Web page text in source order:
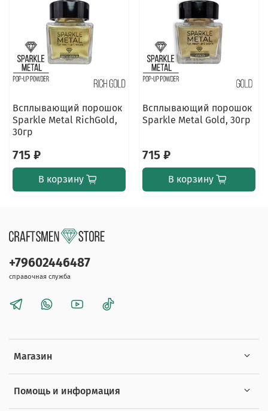
Всплывающий порошок
Sparkle Metal RichGold,
30гр
715 ₽
В корзину
Всплывающий порошок
Sparkle Metal Gold, 30гр
715 ₽
В корзину
Магазин
Помощь и информация
+79602446487
справочная служба